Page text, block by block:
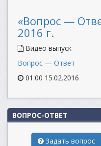
«Вопрос —
2016 г.
Видео выпуск
Вопрос — Ответ
01:00 15.02.2016
ВОПРОС-ОТВЕТ
Задать вопрос